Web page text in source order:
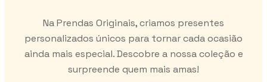
Na Prendas Originais, criamos presentes
personalizados únicos para tornar cada ocasião
ainda mais especial. Descobre a nossa coleção e
surpreende quem mais amas!